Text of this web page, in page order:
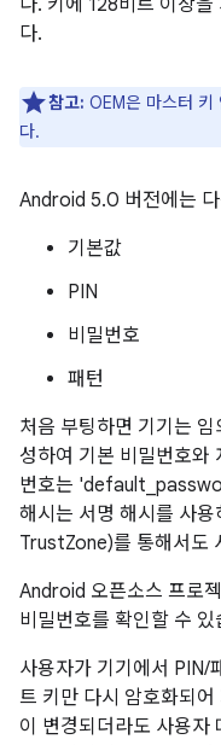
다. 키에 128비트 이상
다.
참고: OEM은 마스터 키
다.
Android 5.0 버전에는
기본값
PIN
비밀번호
패턴
처음 부팅하면 기기는
성하여 기본 비밀번호와
번호는
해시는 서명 해시를 사
TrustZone)를 통해서도
Android 오픈소스 프로
비밀번호를 확인할 수 있
사용자가 기기에서 PIN/
트 키만 다시 암호화되
이 변경되더라도 사용자